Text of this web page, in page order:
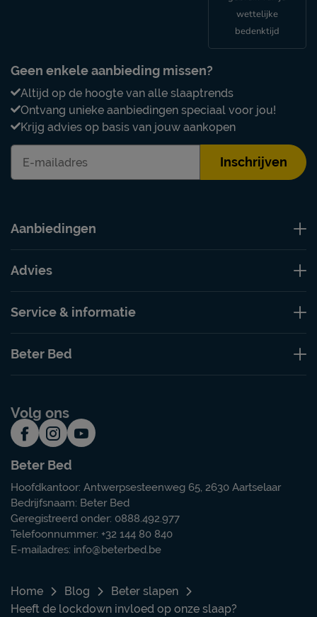
wettelijke
bedenktijd
Geen enkele aanbieding missen?
Altijd op de hoogte van alle slaaptrends
Ontvang unieke aanbiedingen speciaal voor jou!
Krijg advies op basis van jouw aankopen
Inschrijven
Aanbiedingen
Advies
Service & informatie
Beter Bed
Volg ons
Beter Bed
Hoofdkantoor: Antwerpsesteenweg 65, 2630 Aartselaar
Bedrijfsnaam: Beter Bed
Geregistreerd onder: 0888.492.977
Telefoonnummer: +32 144 80 840
E-mailadres: info@beterbed.be
Home Blog
Beter slapen
Heeft de lockdown invloed op onze slaap?